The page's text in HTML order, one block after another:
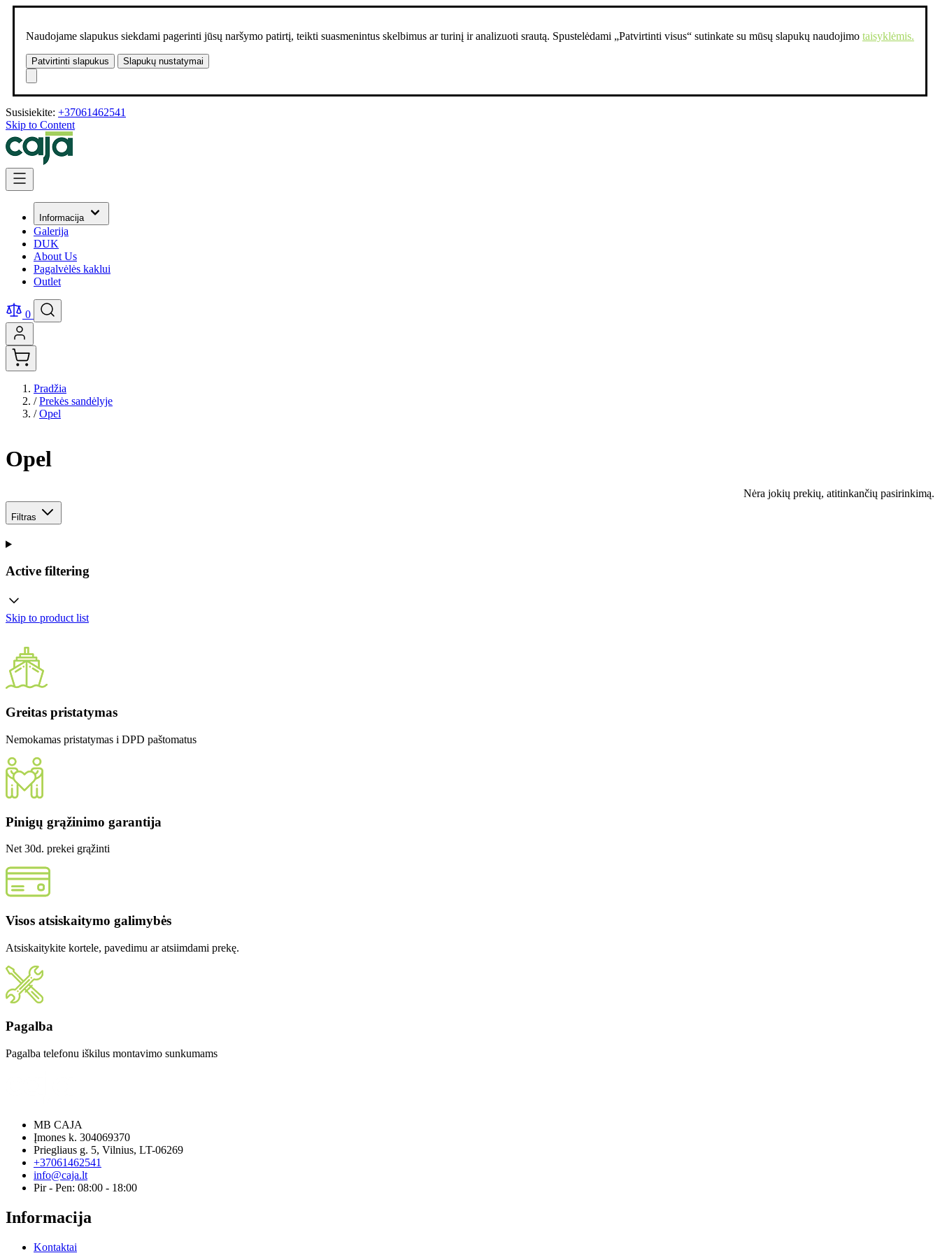
Naudojame slapukus siekdami pagerinti jūsų naršymo patirtį, teikti suasmenintus skelbimus ar turinį ir analizuoti srautą. Spustelėdami „Patvirtinti visus“ sutinkate su mūsų slapukų naudojimo taisyklėmis.
Patvirtinti slapukus Slapukų nustatymai
Susisiekite: +37061462541
Skip to Content
Informacija
Galerija
DUK
About Us
Pagalvėlės kaklui
Outlet
0
Pradžia
/ Prekės sandėlyje
/ Opel
Opel
Filtras
Active filtering
Skip to product list
Nėra jokių prekių, atitinkančių pasirinkimą.
Greitas pristatymas
Nemokamas pristatymas i DPD paštomatus
Pinigų grąžinimo garantija
Net 30d. prekei grąžinti
Visos atsiskaitymo galimybės
Atsiskaitykite kortele, pavedimu ar atsiimdami prekę.
Pagalba
Pagalba telefonu iškilus montavimo sunkumams
MB CAJA
Įmones k. 304069370
Priegliaus g. 5, Vilnius, LT-06269
+37061462541
info@caja.lt
Pir - Pen: 08:00 - 18:00
Informacija
Kontaktai